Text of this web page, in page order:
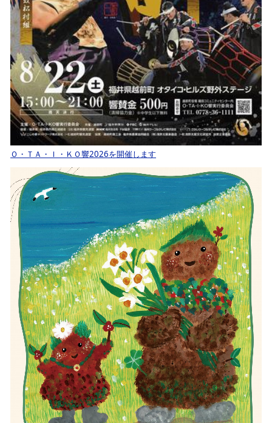
Ｏ・ＴＡ・Ｉ・ＫＯ響2026を開催します